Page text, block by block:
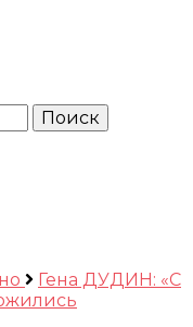
Гена ДУДИН: «С